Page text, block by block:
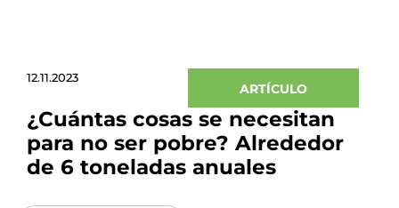
12.11.2023
ARTÍCULO
¿Cuántas cosas se necesitan
para no ser pobre? Alrededor
de 6 toneladas anuales